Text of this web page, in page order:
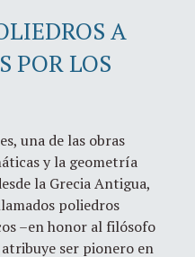
A
POR LOS
una de las obras
y la geometría
la Grecia Antigua,
poliedros
–en honor al filósofo
ser pionero en